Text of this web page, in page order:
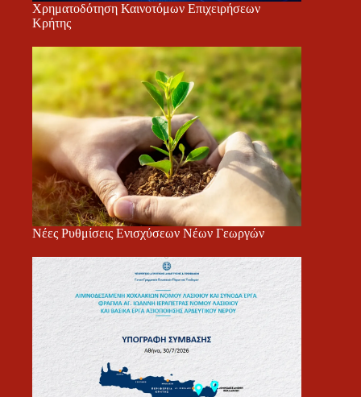
Χρηματοδότηση Καινοτόμων Επιχειρήσεων
Κρήτης
Νέες Ρυθμίσεις Ενισχύσεων Νέων Γεωργών